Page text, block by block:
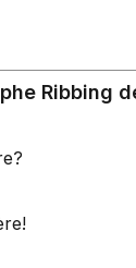
Ribbing